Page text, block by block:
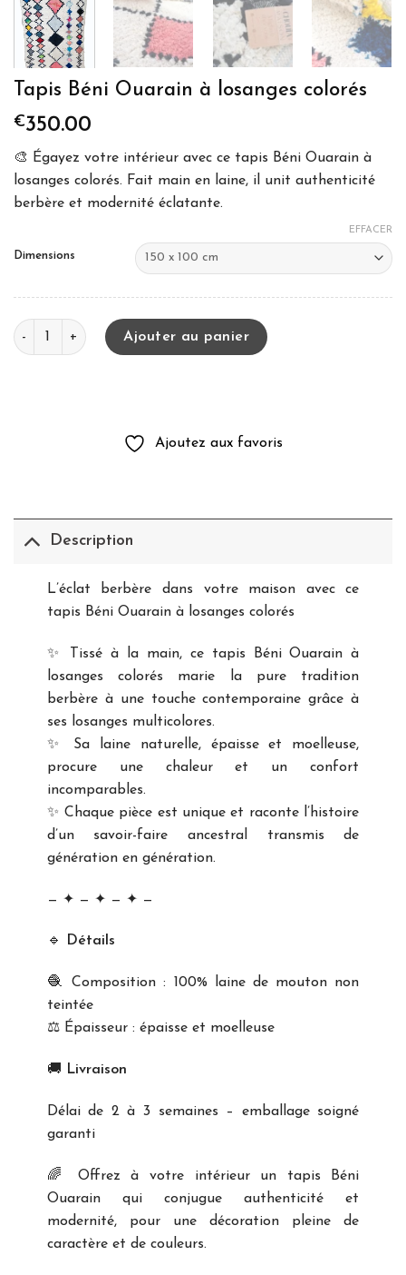
Tapis Béni Ouarain à losanges colorés
€350.00
🎨 Égayez votre intérieur avec ce tapis Béni Ouarain à
losanges colorés. Fait main en laine, il unit authenticité
berbère et modernité éclatante.
Dimensions
EFFACER
quantité de Tapis Béni Ouarain à losanges colorés
Ajouter au panier
Ajoutez aux favoris
Description
L’éclat berbère dans votre maison avec ce
tapis Béni Ouarain à losanges colorés
✨ Tissé à la main, ce tapis Béni Ouarain à
losanges colorés marie la pure tradition
berbère à une touche contemporaine grâce à
ses losanges multicolores.
✨ Sa laine naturelle, épaisse et moelleuse,
procure une chaleur et un confort
incomparables.
✨ Chaque pièce est unique et raconte l’histoire
d’un savoir-faire ancestral transmis de
génération en génération.
— ✦ — ✦ — ✦ —
🔹 Détails
🧶 Composition : 100% laine de mouton non
teintée
⚖️ Épaisseur : épaisse et moelleuse
🚚 Livraison
Délai de 2 à 3 semaines – emballage soigné
garanti
🌈 Offrez à votre intérieur un tapis Béni
Ouarain qui conjugue authenticité et
modernité, pour une décoration pleine de
caractère et de couleurs.